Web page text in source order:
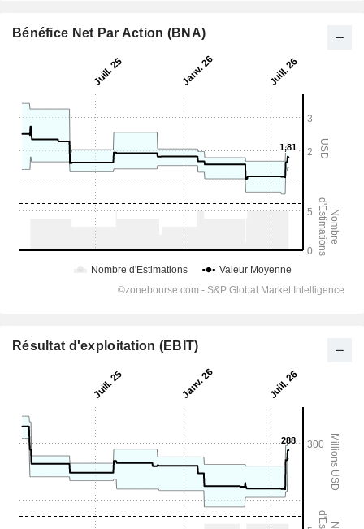
Bénéfice Net Par Action (BNA)
Résultat d'exploitation (EBIT)